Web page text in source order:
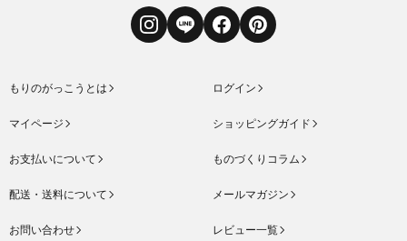
InstagramLINE FacebookPinterest
もりのがっこうとは ログイン
マイページ ショッピングガイド
お支払いについて ものづくりコラム
配送・送料について メールマガジン
お問い合わせ レビュー一覧